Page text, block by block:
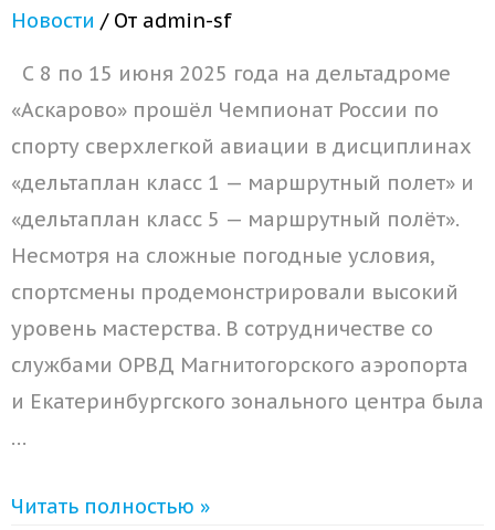
Новости / От admin-sf
С 8 по 15 июня 2025 года на дельтадроме
«Аскарово» прошёл Чемпионат России по
спорту сверхлегкой авиации в дисциплинах
«дельтаплан класс 1 — маршрутный полет» и
«дельтаплан класс 5 — маршрутный полёт».
Несмотря на сложные погодные условия,
спортсмены продемонстрировали высокий
уровень мастерства. В сотрудничестве со
службами ОРВД Магнитогорского аэропорта
и Екатеринбургского зонального центра была
…
Читать полностью »